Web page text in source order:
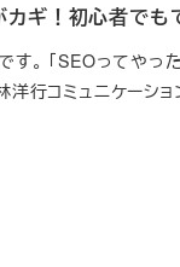
カギ！初心者でも
。 「SEOってや
洋行コミュニケーシ